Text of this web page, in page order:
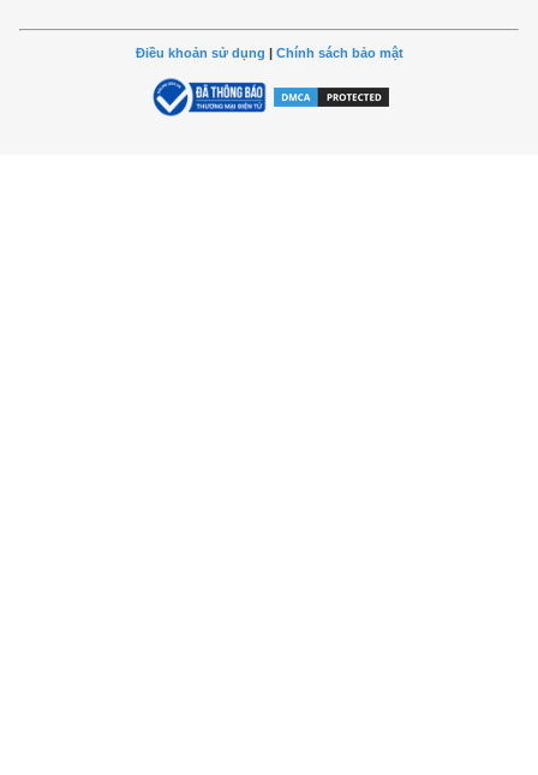
Điều khoản sử dụng | Chính sách bảo mật